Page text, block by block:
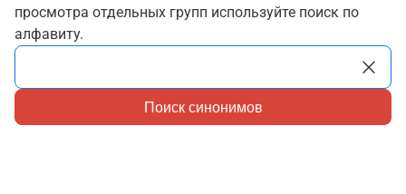
просмотра отдельных групп используйте поиск по
алфавиту.
Поиск синонимов